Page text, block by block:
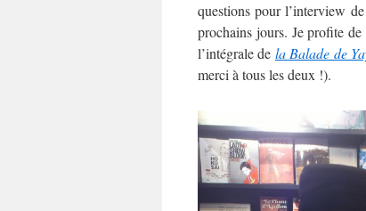
questions pour l’interview
prochains jours. Je profite
l’intégrale de la Balade de
merci à tous les deux !).